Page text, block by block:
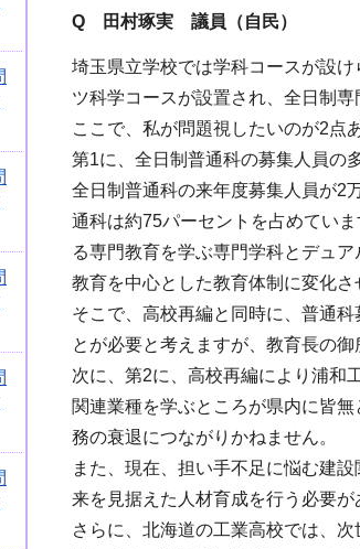
Q 田村琢実 議員（自民）
埼玉県立学校では学科コースが設
ツ科学コースが設置され、全日制
ここで、私が問題視したいのが2点
第1に、全日制普通科の募集人員の
全日制普通科の来年度募集人員が2
通科は約75パーセントを占めてい
る専門教育を学ぶ専門学科とデュ
教育を中心とした教育体制に変化
そこで、高校再編と同時に、普通
とが必要と考えますが、教育長の御
次に、第2に、高校再編により浦和
関連業種を学ぶところが県内に皆
務の衰退につながりかねません。
また、現在、担い手不足に悩む建
来を見据えた人材育成を行う必要が
さらに、北海道の工業高校では、